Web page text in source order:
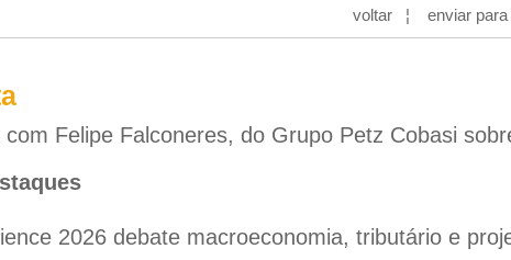
voltar ¦ enviar
com Felipe Falconeres, do Grupo Petz Cobasi
2026 debate macroeconomia, tributário e